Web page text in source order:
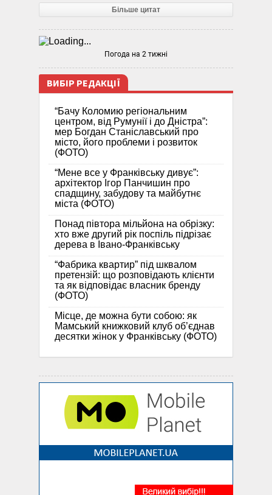
Більше цитат
Погода на 2 тижні
ВИБІР РЕДАКЦІЇ
“Бачу Коломию регіональним
центром, від Румунії і до Дністра”:
мер Богдан Станіславський про
місто, його проблеми і розвиток
(ФОТО)
“Мене все у Франківську дивує”:
архітектор Ігор Панчишин про
спадщину, забудову та майбутнє
міста (ФОТО)
Понад півтора мільйона на обрізку:
хто вже другий рік поспіль підрізає
дерева в Івано-Франківську
“Фабрика квартир” під шквалом
претензій: що розповідають клієнти
та як відповідає власник бренду
(ФОТО)
Місце, де можна бути собою: як
Мамський книжковий клуб об’єднав
десятки жінок у Франківську (ФОТО)